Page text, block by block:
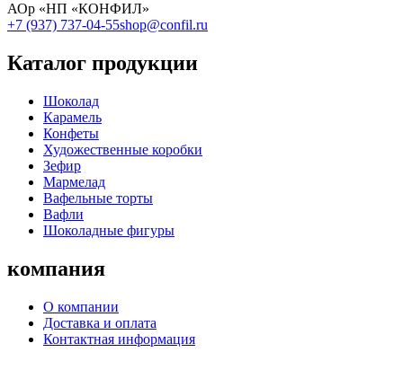
АОр «НП «КОНФИЛ»
+7 (937) 737-04-55shop@confil.ru
Каталог продукции
Шоколад
Карамель
Конфеты
Художественные коробки
Зефир
Мармелад
Вафельные торты
Вафли
Шоколадные фигуры
компания
О компании
Доставка и оплата
Контактная информация